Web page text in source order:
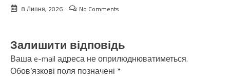
8 Липня, 2026
No Comments
Залишити відповідь
Ваша e-mail адреса не оприлюднюватиметься.
Обов’язкові поля позначені *